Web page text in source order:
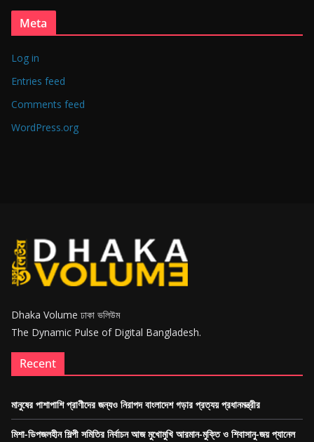
Meta
Log in
Entries feed
Comments feed
WordPress.org
Dhaka Volume ঢাকা ভলিউম
The Dynamic Pulse of Digital Bangladesh.
Recent
মানুষের পাশাপাশি প্রাণীদের জন্যও নিরাপদ বাংলাদেশ গড়ার প্রত্যয় প্রধানমন্ত্রীর
মিশা-ডিপজলহীন শিল্পী সমিতির নির্বাচন আজ মুখোমুখি আরমান-মুক্তি ও শিবাসানু-জয় প্যানেল